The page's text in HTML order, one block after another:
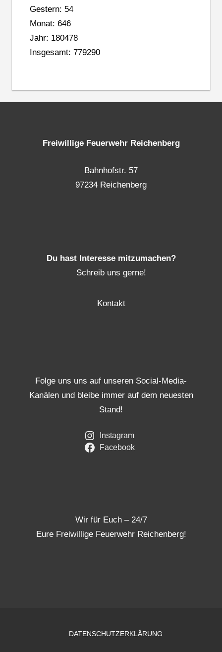
Gestern: 54
Monat: 646
Jahr: 180478
Insgesamt: 779290
Freiwillige Feuerwehr Reichenberg
Bahnhofstr. 57
97234 Reichenberg
Du hast Interesse mitzumachen?
Schreib uns gerne!
Kontakt
Folge uns uns auf unseren Social-Media-
Kanälen und bleibe immer auf dem neuesten
Stand!
Instagram
Facebook
Wir für Euch – 24/7
Eure Freiwillige Feuerwehr Reichenberg!
DATENSCHUTZERKLÄRUNG